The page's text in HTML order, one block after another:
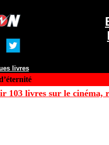
livres
103 livres sur le cinéma,